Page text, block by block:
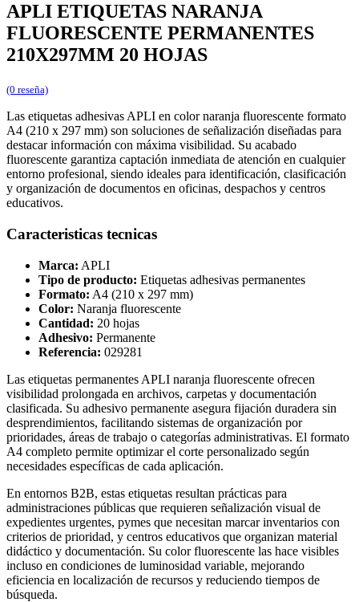
APLI ETIQUETAS NARANJA
FLUORESCENTE PERMANENTES
210X297MM 20 HOJAS
(0 reseña)
Las etiquetas adhesivas APLI en color naranja fluorescente formato
A4 (210 x 297 mm) son soluciones de señalización diseñadas para
destacar información con máxima visibilidad. Su acabado
fluorescente garantiza captación inmediata de atención en cualquier
entorno profesional, siendo ideales para identificación, clasificación
y organización de documentos en oficinas, despachos y centros
educativos.
Caracteristicas tecnicas
Marca: APLI
Tipo de producto: Etiquetas adhesivas permanentes
Formato: A4 (210 x 297 mm)
Color: Naranja fluorescente
Cantidad: 20 hojas
Adhesivo: Permanente
Referencia: 029281
Las etiquetas permanentes APLI naranja fluorescente ofrecen
visibilidad prolongada en archivos, carpetas y documentación
clasificada. Su adhesivo permanente asegura fijación duradera sin
desprendimientos, facilitando sistemas de organización por
prioridades, áreas de trabajo o categorías administrativas. El formato
A4 completo permite optimizar el corte personalizado según
necesidades específicas de cada aplicación.
En entornos B2B, estas etiquetas resultan prácticas para
administraciones públicas que requieren señalización visual de
expedientes urgentes, pymes que necesitan marcar inventarios con
criterios de prioridad, y centros educativos que organizan material
didáctico y documentación. Su color fluorescente las hace visibles
incluso en condiciones de luminosidad variable, mejorando
eficiencia en localización de recursos y reduciendo tiempos de
búsqueda.